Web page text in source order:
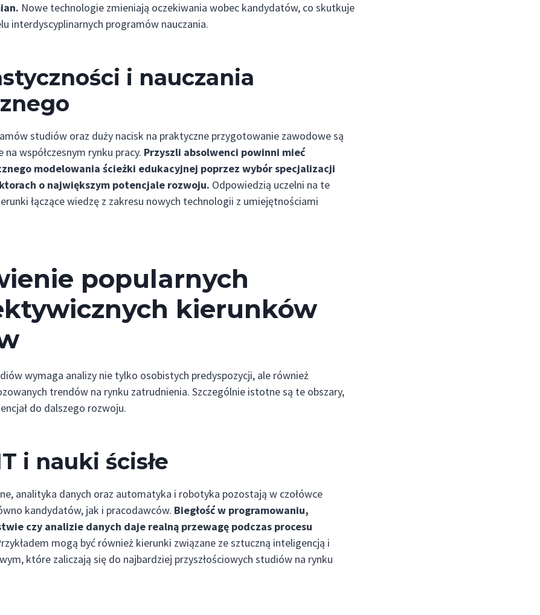
Nowe technologie zmieniają oczekiwania wobec kandydatów, co skutkuje
interdyscyplinarnych programów nauczania.
i nauczania
studiów oraz duży nacisk na praktyczne przygotowanie zawodowe są
współczesnym rynku pracy. Przyszli absolwenci powinni mieć
modelowania ścieżki edukacyjnej poprzez wybór specjalizacji
o największym potencjale rozwoju. Odpowiedzią uczelni na te
łączące wiedzę z zakresu nowych technologii z umiejętnościami
popularnych
kierunków
wymaga analizy nie tylko osobistych predyspozycji, ale również
trendów na rynku zatrudnienia. Szczególnie istotne są te obszary,
do dalszego rozwoju.
i nauki ścisłe
analityka danych oraz automatyka i robotyka pozostają w czołówce
kandydatów, jak i pracodawców. Biegłość w programowaniu,
czy analizie danych daje realną przewagę podczas procesu
mogą być również kierunki związane ze sztuczną inteligencją i
które zaliczają się do najbardziej przyszłościowych studiów na rynku